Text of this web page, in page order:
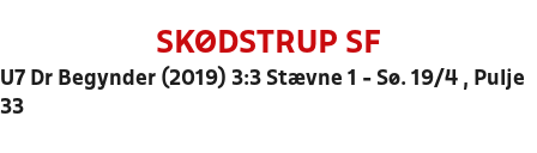
SKØDSTRUP SF
U7 Dr Begynder (2019) 3:3 Stævne 1 - Sø. 19/4 , Pulje
33